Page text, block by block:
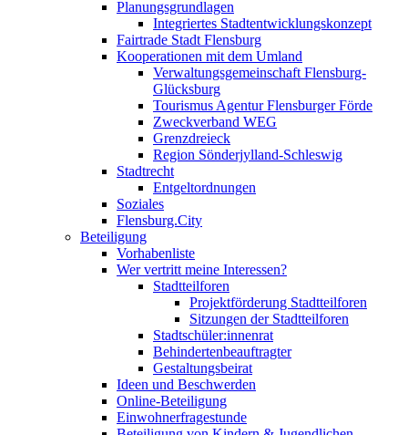
Planungsgrundlagen
Integriertes Stadtentwicklungskonzept
Fairtrade Stadt Flensburg
Kooperationen mit dem Umland
Verwaltungsgemeinschaft Flensburg-
Glücksburg
Tourismus Agentur Flensburger Förde
Zweckverband WEG
Grenzdreieck
Region Sönderjylland-Schleswig
Stadtrecht
Entgeltordnungen
Soziales
Flensburg.City
Beteiligung
Vorhabenliste
Wer vertritt meine Interessen?
Stadtteilforen
Projektförderung Stadtteilforen
Sitzungen der Stadtteilforen
Stadtschüler:innenrat
Behindertenbeauftragter
Gestaltungsbeirat
Ideen und Beschwerden
Online-Beteiligung
Einwohnerfragestunde